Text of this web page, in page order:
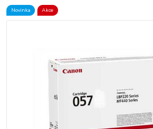
Novinka Akce